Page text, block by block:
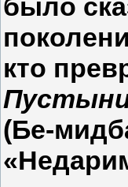
было
кто
Пустыни
(Бе-